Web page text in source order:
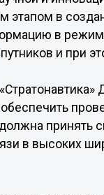
этапом в
в
и при
принять
в высоких